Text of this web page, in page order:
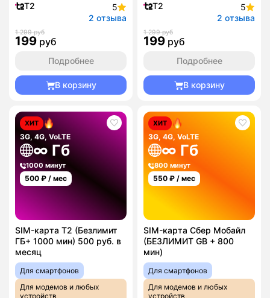
T2
5
2 отзыва
1 299 руб
199 руб
Подробнее
В корзину
T2
5
2 отзыва
1 299 руб
199 руб
Подробнее
В корзину
ХИТ
3G, 4G, VoLTE
∞ Гб
1000 минут
500 ₽ / мес
SIM-карта T2 (Безлимит
ГБ+ 1000 мин) 500 руб. в
месяц
Для смартфонов
Для модемов и любых
устройств
ХИТ
3G, 4G, VoLTE
∞ Гб
800 минут
550 ₽ / мес
SIM-карта Сбер Мобайл
(БЕЗЛИМИТ GB + 800
мин)
Для смартфонов
Для модемов и любых
устройств